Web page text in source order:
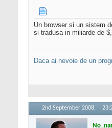
Un browser si un sistem
si tradusa in miliarde de
Daca ai nevoie de un
2nd September 2008,